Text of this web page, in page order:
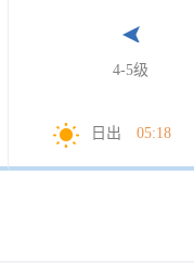
4-5级
日出 05:18